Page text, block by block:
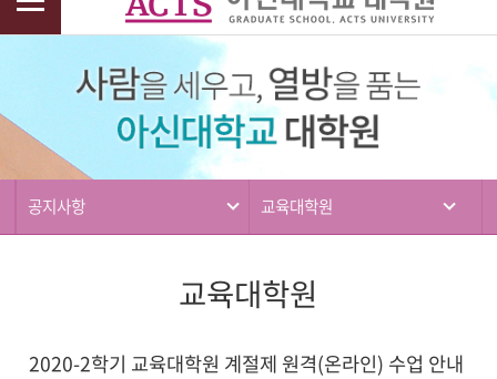
모
바
티
공지사항 교육대학원
교육대학원
2020-2학기 교육대학원 계절제 원격(온라인) 수업 안내